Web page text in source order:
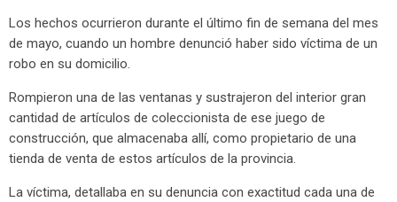
Los hechos ocurrieron durante el último fin de semana del mes
de mayo, cuando un hombre denunció haber sido víctima de un
robo en su domicilio.
Rompieron una de las ventanas y sustrajeron del interior gran
cantidad de artículos de coleccionista de ese juego de
construcción, que almacenaba allí, como propietario de una
tienda de venta de estos artículos de la provincia.
La víctima, detallaba en su denuncia con exactitud cada una de